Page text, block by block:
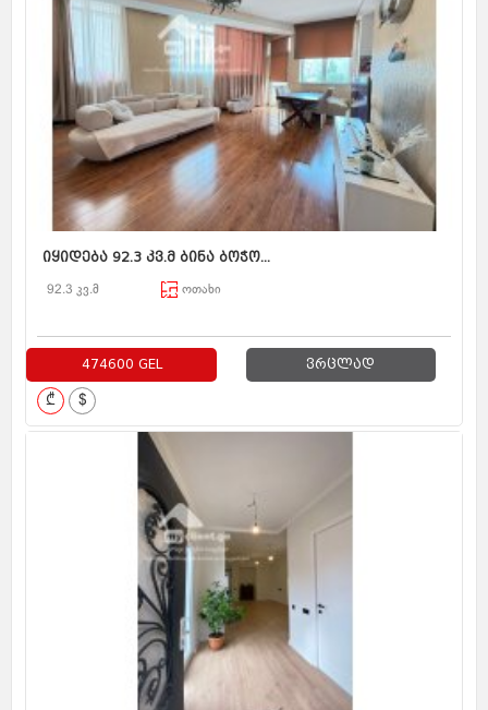
იყიდება 92.3 კვ.მ ბინა ბოჭო...
92.3 კვ.მ ოთახი
474600 GEL ვრცლად
₾ $